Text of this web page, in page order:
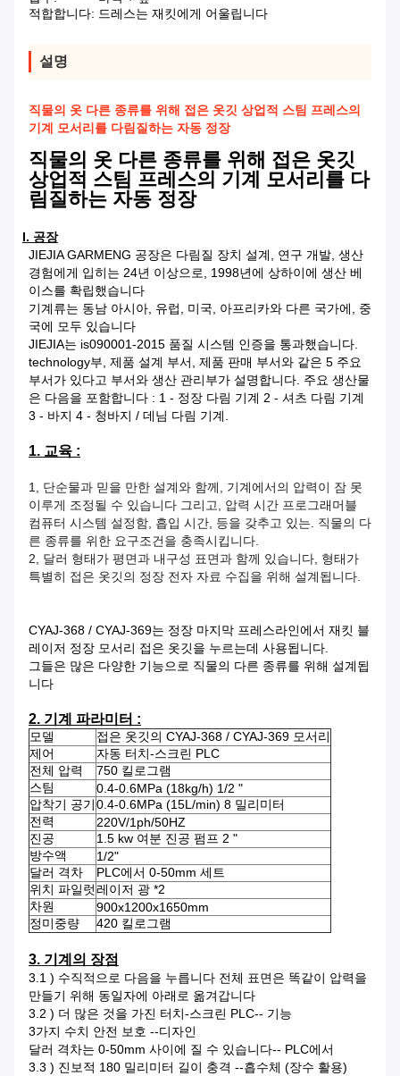
적합합니다: 드레스는 재킷에게 어울립니다
설명
직물의 옷 다른 종류를 위해 접은 옷깃 상업적 스팀 프레스의
기계 모서리를 다림질하는 자동 정장
직물의 옷 다른 종류를 위해 접은 옷깃
상업적 스팀 프레스의 기계 모서리를 다
림질하는 자동 정장
I. 공장
JIEJIA GARMENG 공장은 다림질 장치 설계, 연구 개발, 생산
경험에게 입히는 24년 이상으로, 1998년에 상하이에 생산 베
이스를 확립했습니다
기계류는 동남 아시아, 유럽, 미국, 아프리카와 다른 국가에, 중
국에 모두 있습니다
JIEJIA는 is090001-2015 품질 시스템 인증을 통과했습니다.
technology부, 제품 설계 부서, 제품 판매 부서와 같은 5 주요
부서가 있다고 부서와 생산 관리부가 설명합니다. 주요 생산물
은 다음을 포함합니다 : 1 - 정장 다림 기계 2 - 셔츠 다림 기계
3 - 바지 4 - 청바지 / 데님 다림 기계.
1. 교육 :
1, 단순물과 믿을 만한 설계와 함께, 기계에서의 압력이 잠 못
이루게 조정될 수 있습니다 그리고, 압력 시간 프로그래머블
컴퓨터 시스템 설정함, 흡입 시간, 등을 갖추고 있는. 직물의 다
른 종류를 위한 요구조건을 충족시킵니다.
2, 달러 형태가 평면과 내구성 표면과 함께 있습니다, 형태가
특별히 접은 옷깃의 정장 전자 자료 수집을 위해 설계됩니다.
CYAJ-368 / CYAJ-369는 정장 마지막 프레스라인에서 재킷 블
레이저 정장 모서리 접은 옷깃을 누르는데 사용됩니다.
그들은 많은 다양한 기능으로 직물의 다른 종류를 위해 설계됩
니다
2. 기계 파라미터 :
모델
접은 옷깃의 CYAJ-368 / CYAJ-369 모서리
제어
자동 터치-스크린 PLC
전체 압력
750 킬로그램
스팀
0.4-0.6MPa (18kg/h) 1/2 "
압착기 공기0.4-0.6MPa (15L/min) 8 밀리미터
전력
220V/1ph/50HZ
진공
1.5 kw 여분 진공 펌프 2 "
방수액
1/2"
달러 격차
PLC에서 0-50mm 세트
위치 파일럿레이저 광 *2
차원
900x1200x1650mm
정미중량
420 킬로그램
3. 기계의 장점
3.1 ) 수직적으로 다음을 누릅니다 전체 표면은 똑같이 압력을
만들기 위해 동일자에 아래로 옮겨갑니다
3.2 ) 더 많은 것을 가진 터치-스크린 PLC-- 기능
3가지 수치 안전 보호 --디자인
달러 격차는 0-50mm 사이에 질 수 있습니다-- PLC에서
3.3 ) 진보적 180 밀리미터 길이 충격 --흡수체 (장수 활용)